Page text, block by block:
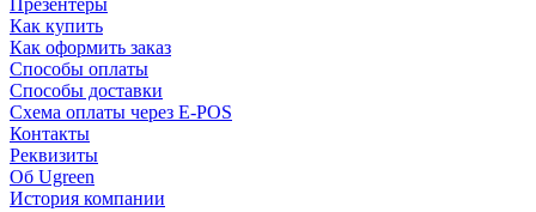
Презентеры
Как купить
Как оформить заказ
Способы оплаты
Способы доставки
Схема оплаты через E-POS
Контакты
Реквизиты
Об Ugreen
История компании